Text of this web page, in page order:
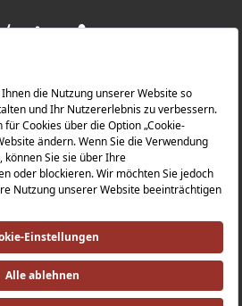
|Impressum |